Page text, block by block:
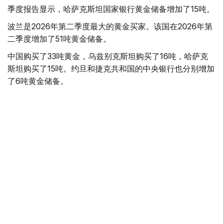
季度报告显示，哈萨克斯坦国家银行黄金储备增加了15吨。
波兰是2026年第二季度最大的黄金买家。该国在2026年第
二季度增加了51吨黄金储备。
中国购买了33吨黄金，乌兹别克斯坦购买了16吨，哈萨克
斯坦购买了15吨。约旦和捷克共和国的中央银行也分别增加
了6吨黄金储备。